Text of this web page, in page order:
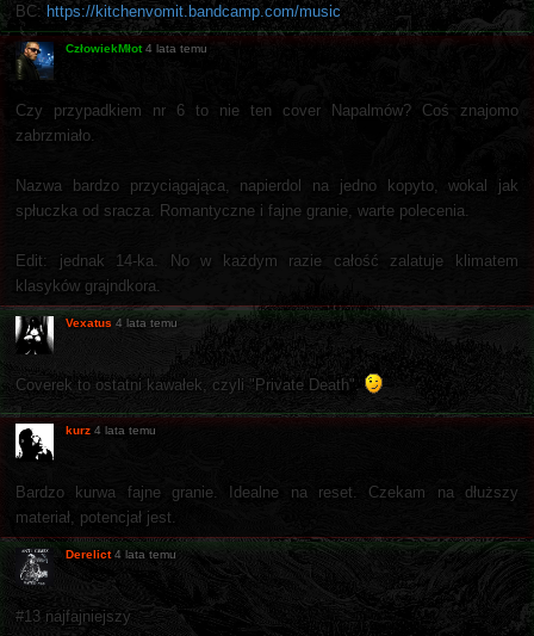
BC: https://kitchenvomit.bandcamp.com/music
CzłowiekMłot 4 lata temu
Czy przypadkiem nr 6 to nie ten cover Napalmów? Coś znajomo
zabrzmiało.
Nazwa bardzo przyciągająca, napierdol na jedno kopyto, wokal jak
spłuczka od sracza. Romantyczne i fajne granie, warte polecenia.
Edit: jednak 14-ka. No w każdym razie całość zalatuje klimatem
klasyków grajndkora.
Vexatus 4 lata temu
Coverek to ostatni kawałek, czyli "Private Death".
kurz 4 lata temu
Bardzo kurwa fajne granie. Idealne na reset. Czekam na dłuższy
materiał, potencjał jest.
Derelict 4 lata temu
#13 najfajniejszy